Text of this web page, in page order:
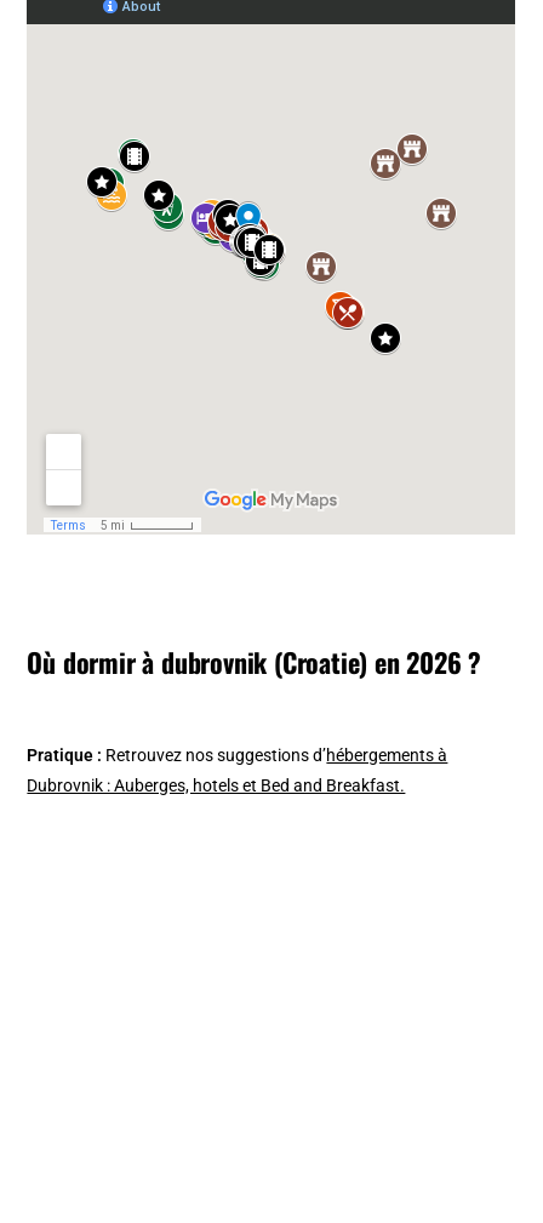
Où dormir à dubrovnik (Croatie) en 2026 ?
Pratique : Retrouvez nos suggestions d’hébergements à
Dubrovnik : Auberges, hotels et Bed and Breakfast.